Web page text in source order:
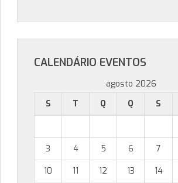
CALENDÁRIO EVENTOS
agosto 2026
S
T Q Q S
3
4 5 6 7
10
11 12 13 14